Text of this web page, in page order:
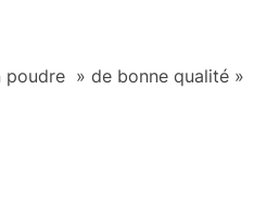
poudre » de bonne qualité »